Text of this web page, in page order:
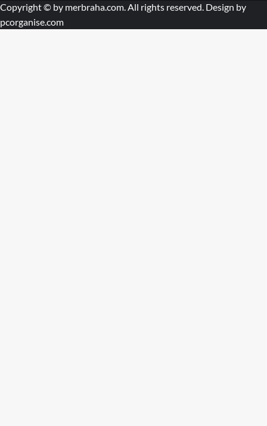
Copyright © by merbraha.com. All rights reserved. Design by
pcorganise.com